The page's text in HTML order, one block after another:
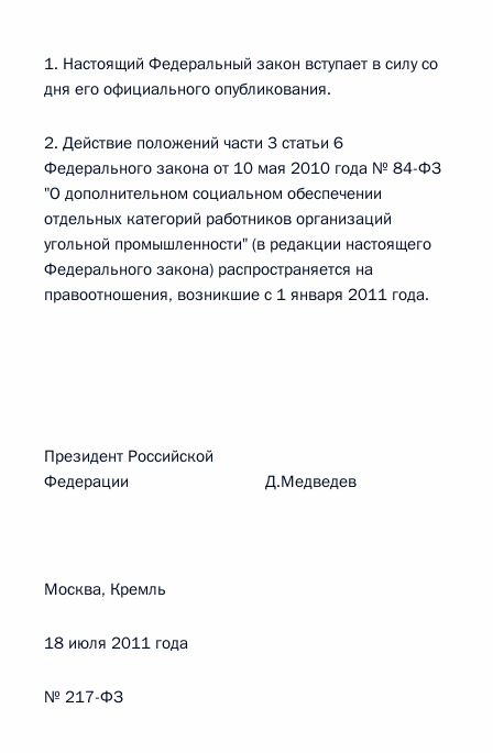
1. Настоящий Федеральный закон вступает в силу со
дня его официального опубликования.
2. Действие положений части 3 статьи 6
Федерального закона от 10 мая 2010 года № 84-ФЗ
"О дополнительном социальном обеспечении
отдельных категорий работников организаций
угольной промышленности" (в редакции настоящего
Федерального закона) распространяется на
правоотношения, возникшие с 1 января 2011 года.
Президент Российской
Федерации Д.Медведев
Москва, Кремль
18 июля 2011 года
№ 217-ФЗ